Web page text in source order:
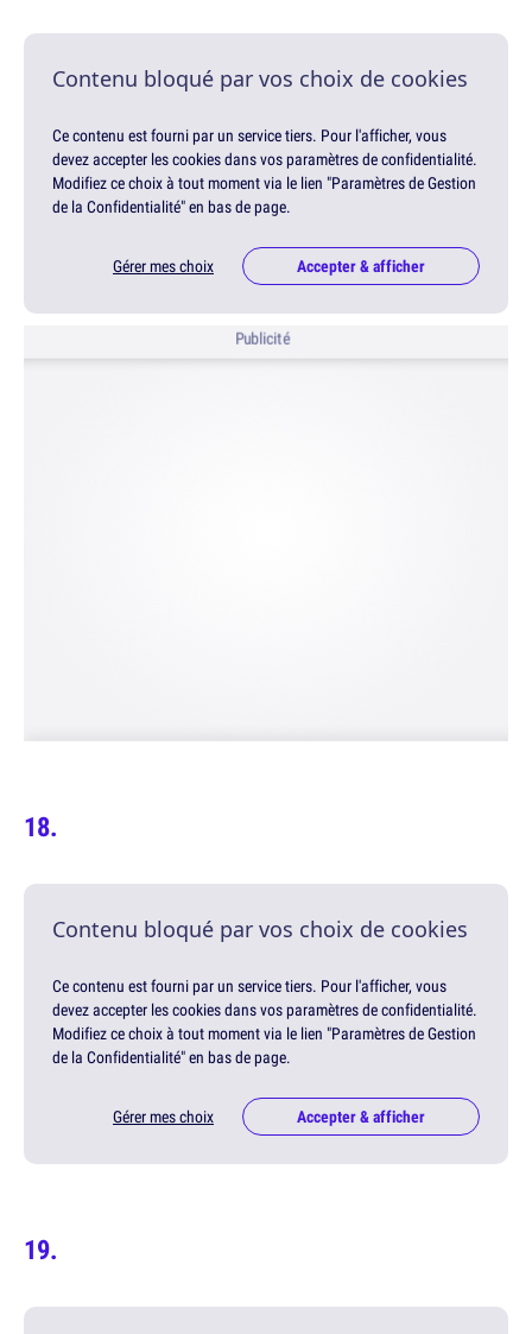
Contenu bloqué par vos choix de cookies
Ce contenu est fourni par un service tiers. Pour l'afficher, vous
devez accepter les cookies dans vos paramètres de confidentialité.
Modifiez ce choix à tout moment via le lien "Paramètres de Gestion
de la Confidentialité" en bas de page.
Gérer mes choix Accepter & afficher
Publicité
Contenu bloqué par vos choix de cookies
Ce contenu est fourni par un service tiers. Pour l'afficher, vous
devez accepter les cookies dans vos paramètres de confidentialité.
Modifiez ce choix à tout moment via le lien "Paramètres de Gestion
de la Confidentialité" en bas de page.
Gérer mes choix Accepter & afficher